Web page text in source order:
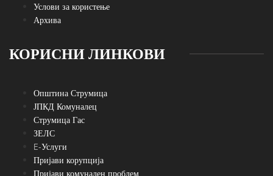
Услови за користење
Архива
КОРИСНИ ЛИНКОВИ
Општина Струмица
ЈПКД Комуналец
Струмица Гас
ЗЕЛС
E-Услуги
Пријави корупција
Пријави комунален проблем